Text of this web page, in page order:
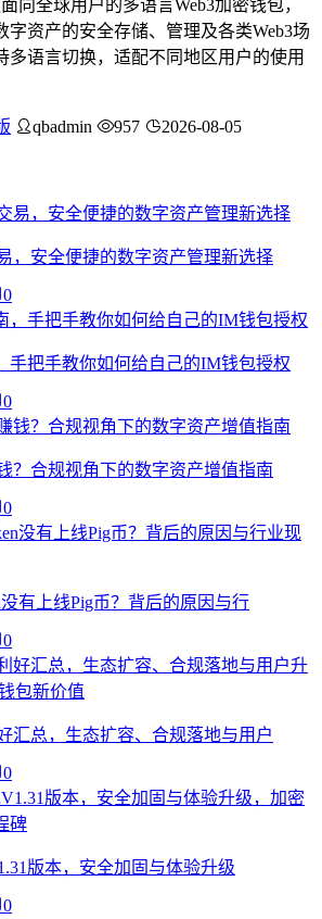
向全球用户的多语言Web3加密钱包，
字资产的安全存储、管理及各类Web3场
多语言切换，适配不同地区用户的使用
qbadmin 957 2026-08-05
，安全便捷的数字资产管理新选择
0
手把手教你如何给自己的IM钱包授权
0
？合规视角下的数字资产增值指南
0
有上线Pig币？背后的原因与行
0
汇总，生态扩容、合规落地与用户
0
版本，安全加固与体验升级
0